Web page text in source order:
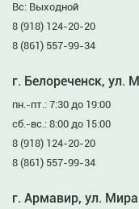
Вс: Выходной
8 (918) 124-20-20
8 (861) 557-99-34
г. Белореченск, ул.
пн.-пт.: 7:30 до 19:00
сб.-вс.: 8:00 до 15:00
8 (918) 124-20-20
8 (861) 557-99-34
г. Армавир, ул.